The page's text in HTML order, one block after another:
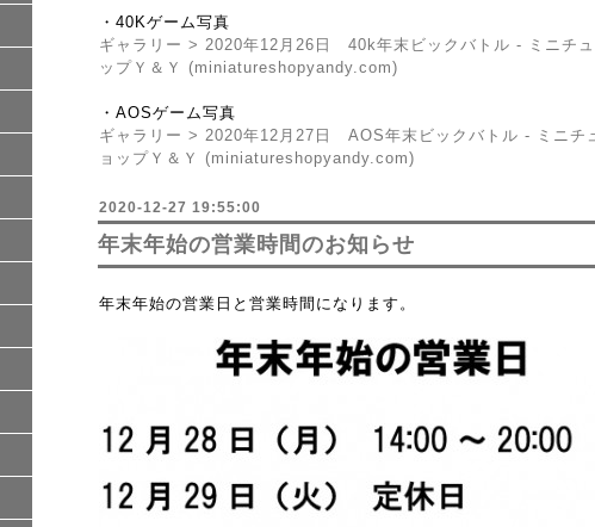
・40Kゲーム写真
ギャラリー > 2020年12月26日 40k年末ビックバトル - ミニチュ
ップＹ＆Ｙ (miniatureshopyandy.com)
・AOSゲーム写真
ギャラリー > 2020年12月27日 AOS年末ビックバトル - ミニチ
ョップＹ＆Ｙ (miniatureshopyandy.com)
2020-12-27 19:55:00
年末年始の営業時間のお知らせ
年末年始の営業日と営業時間になります。